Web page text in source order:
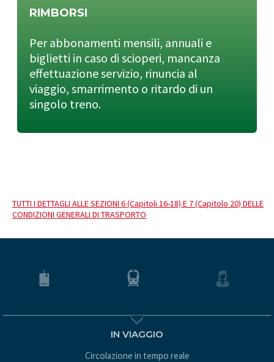
RIMBORSI
Per abbonamenti mensili, annuali e
biglietti in caso di scioperi, mancanza
effettuazione servizio, rinuncia al
viaggio, smarrimento o ritardo di un
singolo treno.
TUTTI I DETTAGLI ALLE SEZIONI 6 (Capitoli 16-18) E 7 (Capitolo 20) DELLE
CONDIZIONI GENERALI DI TRASPORTO
IN VIAGGIO
Circolazione in tempo reale